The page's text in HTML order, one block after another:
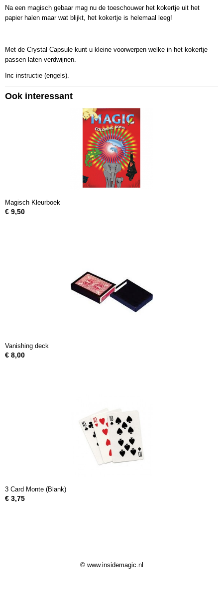
Na een magisch gebaar mag nu de toeschouwer het kokertje uit het
papier halen maar wat blijkt, het kokertje is helemaal leeg!
Met de Crystal Capsule kunt u kleine voorwerpen welke in het kokertje
passen laten verdwijnen.
Inc instructie (engels).
Ook interessant
Magisch Kleurboek
€ 9,50
Vanishing deck
€ 8,00
3 Card Monte (Blank)
€ 3,75
© www.insidemagic.nl